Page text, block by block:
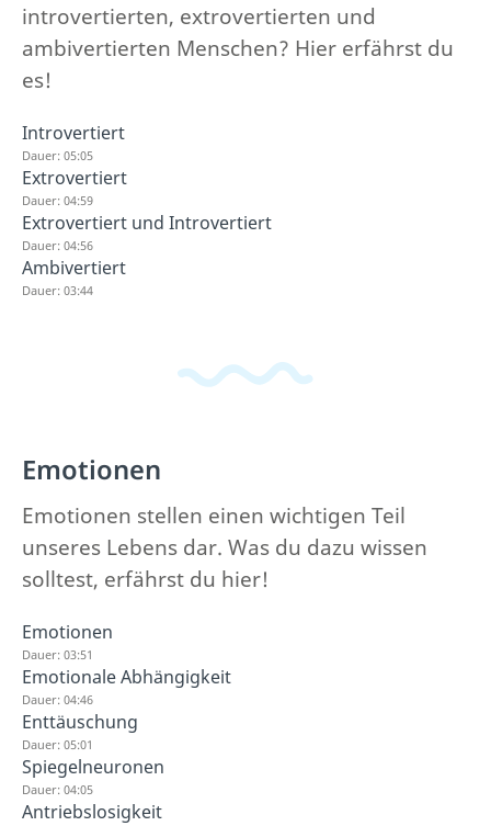
introvertierten, extrovertierten und
ambivertierten Menschen? Hier erfährst du
es!
Introvertiert
Dauer: 05:05
Extrovertiert
Dauer: 04:59
Extrovertiert und Introvertiert
Dauer: 04:56
Ambivertiert
Dauer: 03:44
Emotionen
Emotionen stellen einen wichtigen Teil
unseres Lebens dar. Was du dazu wissen
solltest, erfährst du hier!
Emotionen
Dauer: 03:51
Emotionale Abhängigkeit
Dauer: 04:46
Enttäuschung
Dauer: 05:01
Spiegelneuronen
Dauer: 04:05
Antriebslosigkeit